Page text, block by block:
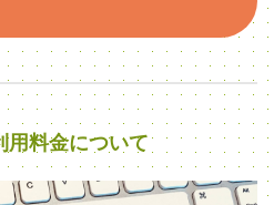
用料金について